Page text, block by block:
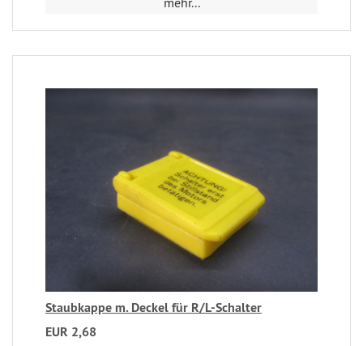
Staubkappe m. Deckel für R/L-Schalter
EUR 2,68